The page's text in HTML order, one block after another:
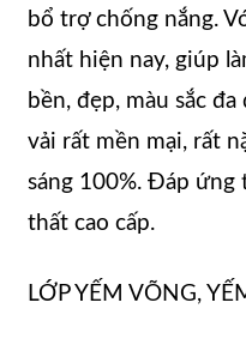
bổ trợ chống nắng.
nhất hiện nay, giúp
bền, đẹp, màu sắc
vải rất mền mại, rất
sáng 100%. Đáp
thất cao cấp.
LỚP YẾM VÕNG,